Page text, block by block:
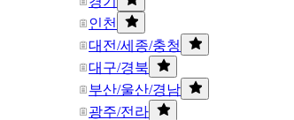
인천
대전/세종/충청
대구/경북
부산/울산/경남
광주/전라